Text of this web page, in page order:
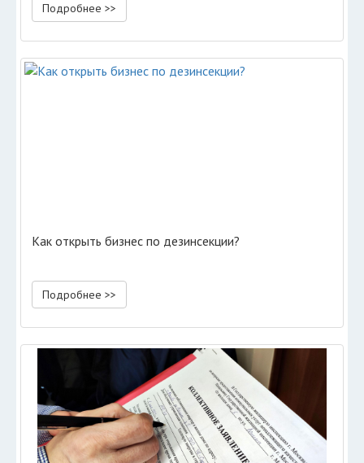
Подробнее >>
Как открыть бизнес по дезинсекции?
Подробнее >>